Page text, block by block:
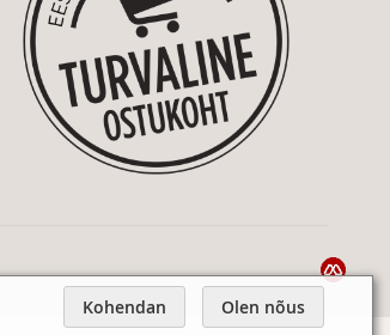
Kohendan Olen nõus